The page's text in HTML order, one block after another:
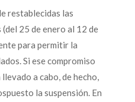
restablecidas las
25 de enero al 12 de
para permitir la
Si ese compromiso
a cabo, de hecho,
la suspensión. En